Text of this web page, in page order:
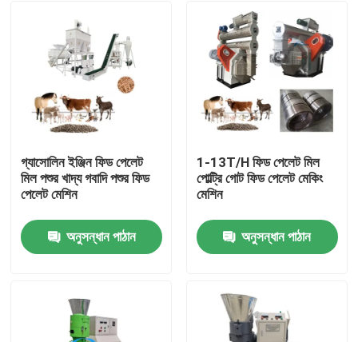
বাড়ি
গ্যাসোলিন ইঞ্জিন ফিড পেলেট
মিল পশুর খাদ্য গবাদি পশুর ফিড
পেলেট মেশিন
অনুসন্ধান পাঠান
1-13T/H ফিড পেলেট মিল
পোল্ট্রি গোট ফিড পেলেট মেকিং
মেশিন
অনুসন্ধান পাঠান